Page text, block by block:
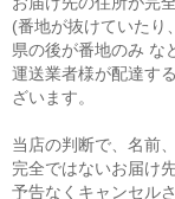
(番地が抜けていたり
県の後が番地のみ な
運送業者様が配達す
ざいます。
当店の判断で、名前
完全ではないお届け
予告なくキャンセル